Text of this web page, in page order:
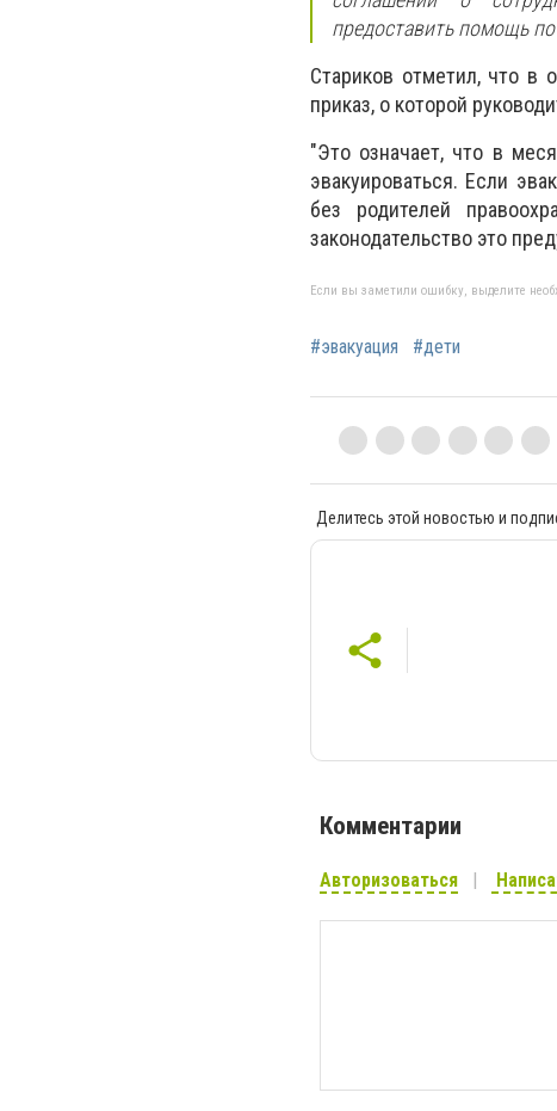
предоставить помощь
Стариков отметил, что в
приказ, о которой
"Это означает, что в
эвакуироваться. Если
без родителей
законодательство это
Если вы заметили ошибку, выделите
#эвакуация #дети
Делитесь этой новостью и
Комментарии
Авторизоваться